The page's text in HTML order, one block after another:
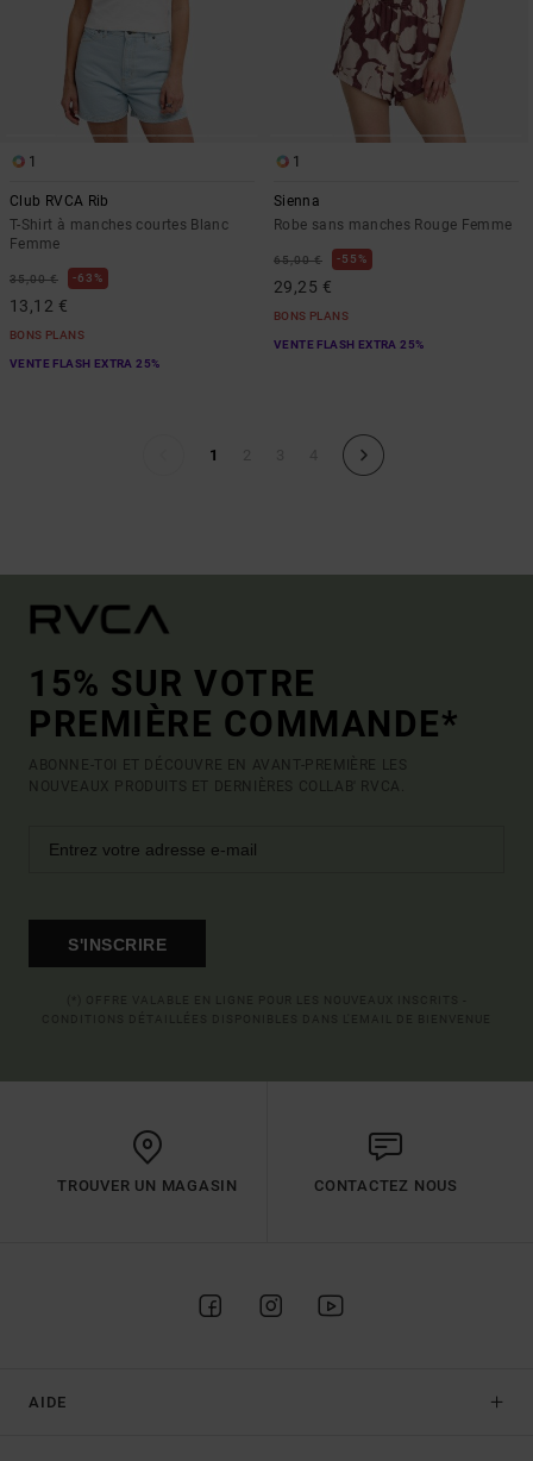
1
Club RVCA Rib
T-Shirt à manches courtes Blanc
Femme
35,00 € 63%
13,12 €
BONS PLANS
VENTE FLASH EXTRA 25%
1
Sienna
Robe sans manches Rouge Femme
65,00 € 55%
29,25 €
BONS PLANS
VENTE FLASH EXTRA 25%
1
15% SUR VOTRE
PREMIÈRE COMMANDE*
ABONNE-TOI ET DÉCOUVRE EN AVANT-PREMIÈRE LES
NOUVEAUX PRODUITS ET DERNIÈRES COLLAB' RVCA.
S'INSCRIRE
TROUVER UN MAGASIN CONTACTEZ NOUS
AIDE